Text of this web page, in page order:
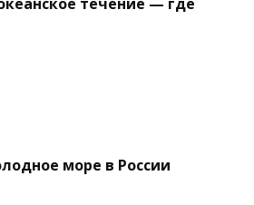
море в России